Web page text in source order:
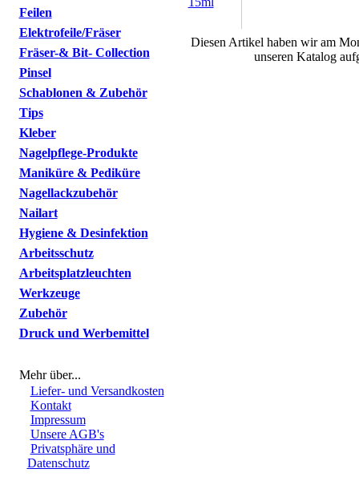
Feilen
Elektrofeile/Fräser
Fräser-& Bit- Collection
Pinsel
Schablonen & Zubehör
Tips
Kleber
Nagelpflege-Produkte
Maniküre & Pediküre
Nagellackzubehör
Nailart
Hygiene & Desinfektion
Arbeitsschutz
Arbeitsplatzleuchten
Werkzeuge
Zubehör
Druck und Werbemittel
Mehr über...
Liefer- und Versandkosten
Kontakt
Impressum
Unsere AGB's
Privatsphäre und
Datenschutz
Diesen Artikel haben wir am
unseren Katalog